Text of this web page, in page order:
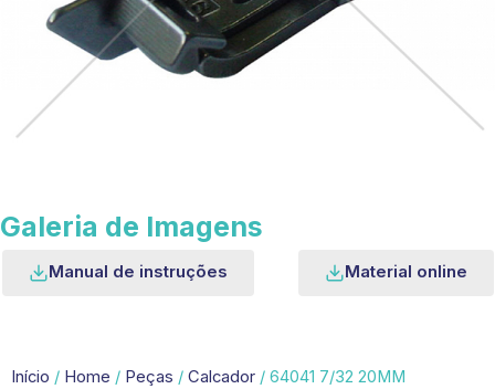
Galeria de Imagens
Manual de instruções Material online
Início / Home / Peças / Calcador / 64041 7/32 20MM